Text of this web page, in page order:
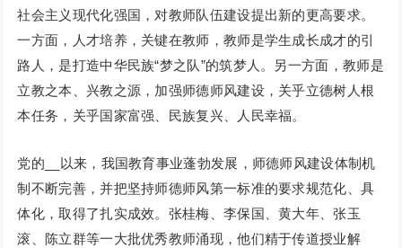
社会主义现代化强国，对教师队伍建设提出新的更高要求。
一方面，人才培养，关键在教师，教师是学生成长成才的引
路人，是打造中华民族“梦之队”的筑梦人。另一方面，教师是
立教之本、兴教之源，加强师德师风建设，关乎立德树人根
本任务，关乎国家富强、民族复兴、人民幸福。
党的__以来，我国教育事业蓬勃发展，师德师风建设体制机
制不断完善，并把坚持师德师风第一标准的要求规范化、具
体化，取得了扎实成效。张桂梅、李保国、黄大年、张玉
滚、陈立群等一大批优秀教师涌现，他们精于传道授业解